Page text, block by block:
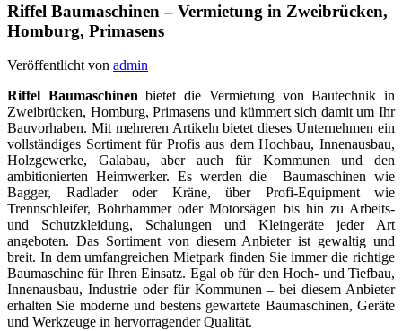
Riffel Baumaschinen – Vermietung in Zweibrücken,
Homburg, Primasens
Veröffentlicht von admin
Riffel Baumaschinenbietet die Vermietung von Bautechnik in
Zweibrücken, Homburg, Primasens und kümmert sich damit um Ihr
Bauvorhaben. Mit mehreren Artikeln bietet dieses Unternehmen ein
vollständiges Sortiment für Profis aus dem Hochbau, Innenausbau,
Holzgewerke, Galabau, aber auch für Kommunen und den
ambitionierten Heimwerker. Es werden die Baumaschinen wie
Bagger, Radlader oder Kräne, über Profi-Equipment wie
Trennschleifer, Bohrhammer oder Motorsägen bis hin zu Arbeits-
und Schutzkleidung, Schalungen und Kleingeräte jeder Art
angeboten. Das Sortiment von diesem Anbieter ist gewaltig und
breit. In dem umfangreichen Mietpark finden Sie immer die richtige
Baumaschine für Ihren Einsatz. Egal ob für den Hoch- und Tiefbau,
Innenausbau, Industrie oder für Kommunen – bei diesem Anbieter
erhalten Sie moderne und bestens gewartete Baumaschinen, Geräte
und Werkzeuge in hervorragender Qualität.